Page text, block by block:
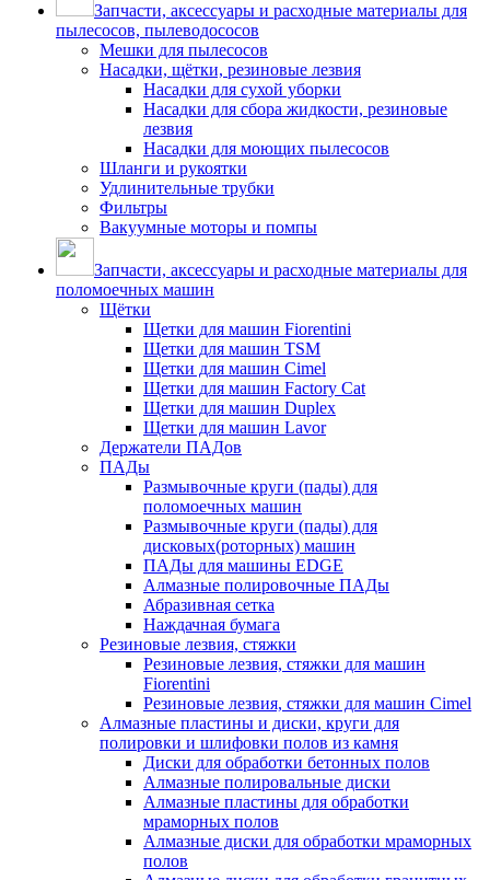
Запчасти, аксессуары и расходные материалы для
пылесосов, пылеводососов
Мешки для пылесосов
Насадки, щётки, резиновые лезвия
Насадки для сухой уборки
Насадки для сбора жидкости, резиновые
лезвия
Насадки для моющих пылесосов
Шланги и рукоятки
Удлинительные трубки
Фильтры
Вакуумные моторы и помпы
Запчасти, аксессуары и расходные материалы для
поломоечных машин
Щётки
Щетки для машин Fiorentini
Щетки для машин TSM
Щетки для машин Cimel
Щетки для машин Factory Cat
Щетки для машин Duplex
Щетки для машин Lavor
Держатели ПАДов
ПАДы
Размывочные круги (пады) для
поломоечных машин
Размывочные круги (пады) для
дисковых(роторных) машин
ПАДы для машины EDGE
Алмазные полировочные ПАДы
Абразивная сетка
Наждачная бумага
Резиновые лезвия, стяжки
Резиновые лезвия, стяжки для машин
Fiorentini
Резиновые лезвия, стяжки для машин Cimel
Алмазные пластины и диски, круги для
полировки и шлифовки полов из камня
Диски для обработки бетонных полов
Алмазные полировальные диски
Алмазные пластины для обработки
мраморных полов
Алмазные диски для обработки мраморных
полов